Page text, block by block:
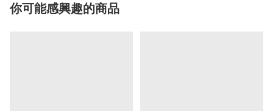
你可能感興趣的商品